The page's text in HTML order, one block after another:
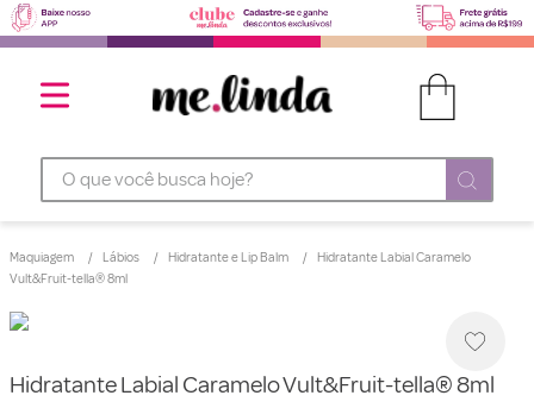
O que você busca hoje?
Maquiagem Lábios Hidratante e Lip Balm
Hidratante Labial Caramelo
Vult&Fruit-tella® 8ml
Hidratante Labial Caramelo Vult&Fruit-tella® 8ml